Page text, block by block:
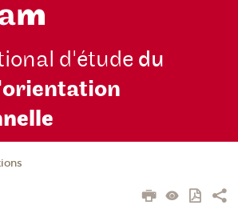
d'étude du
orientation